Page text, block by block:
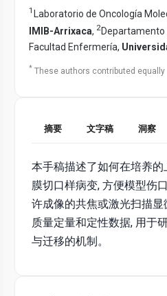
1
Laboratorio de Oncología
IMIB-Arrixaca, 2
Facultad Enfermería,
* These authors contributed equally
摘要 文字稿 洞察
本手稿描述了如何在培养的
膜切口样病变, 方便模型伤
许成像的共焦或激光扫描显
质量定量和定性数据, 用于
与迁移的机制。